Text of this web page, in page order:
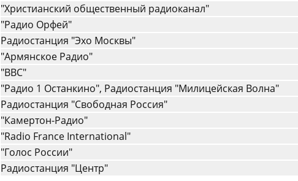
"Христианский общественный радиоканал"
"Радио Орфей"
Радиостанция "Эхо Москвы"
"Армянское Радио"
"BBC"
"Радио 1 Останкино", Радиостанция "Милицейская Волна"
Радиостанция "Свободная Россия"
"Камертон-Радио"
"Radio France International"
"Голос России"
Радиостанция "Центр"